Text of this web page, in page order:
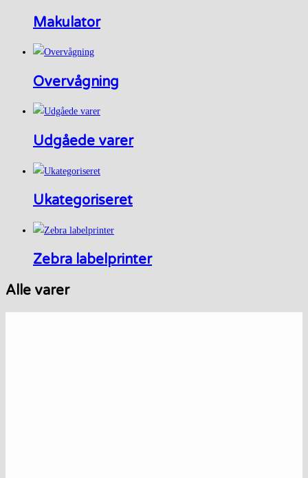
Makulator
Overvågning
Udgåede varer
Ukategoriseret
Zebra labelprinter
Alle varer